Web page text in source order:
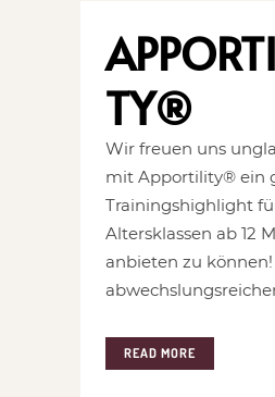
TY®
Wir freuen uns
mit Apportility® ein
Trainingshighlight
Altersklassen ab 12
anbieten zu
READ MORE